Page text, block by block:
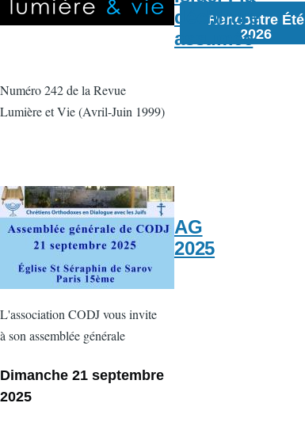
déchirure
assumée
Numéro 242 de la Revue
Lumière et Vie (Avril-Juin 1999)
AG
2025
L'association CODJ vous invite
à son assemblée générale
Dimanche 21 septembre
2025
Rencontre Été
2026